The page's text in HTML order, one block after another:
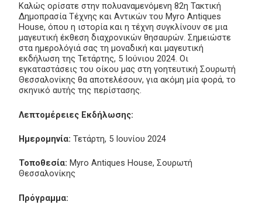
Καλώς ορίσατε στην πολυαναμενόμενη 82η Τακτική
Δημοπρασία Τέχνης και Αντικών του Myro Antiques
House, όπου η ιστορία και η τέχνη συγκλίνουν σε μια
μαγευτική έκθεση διαχρονικών θησαυρών. Σημειώστε
στα ημερολόγιά σας τη μοναδική και μαγευτική
εκδήλωση της Τετάρτης, 5 Ιούνιου 2024. Οι
εγκαταστάσεις του οίκου μας στη γοητευτική Σουρωτή
Θεσσαλονίκης θα αποτελέσουν, για ακόμη μία φορά, το
σκηνικό αυτής της περίστασης.
Λεπτομέρειες Εκδήλωσης:
Ημερομηνία: Τετάρτη, 5 Ιουνίου 2024
Τοποθεσία: Myro Antiques House, Σουρωτή
Θεσσαλονίκης
Πρόγραμμα: